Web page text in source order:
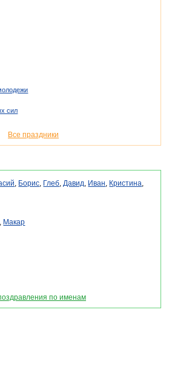
сил
Все праздники
, Борис, Глеб,Давид, Иван, Кристина,
, Макар
по именам